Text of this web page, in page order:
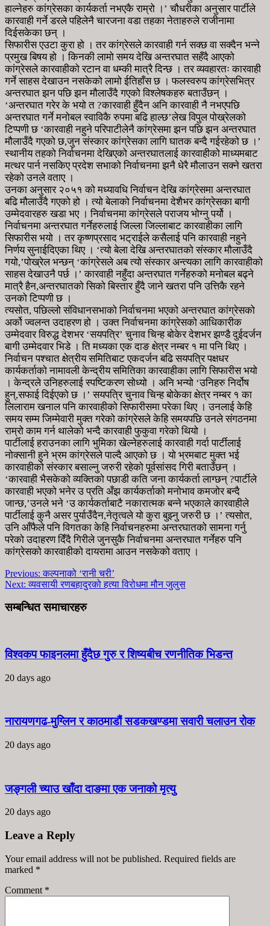
हाल्नेहरु कांग्रेसका कार्यकर्ता नभएकै राम्रो ।’ चौधरीका अनुसार पार्टीले
कारवाही गर्ने डरले पहिलेनै चारजना वडा तहका नेताहरुले राजीनामा
दिईसकेका छन् ।
सिफारीस एउटा कुरा हो । तर कांग्रेसले कारवाही गर्न सक्छ वा सक्दैन भन्ने
प्रमुख बिषय हो । किनकी लामो समय देखि अन्तरघात सहँदै आएको
कांग्रेसले कारवाहीको रटान वा धम्की मात्रै दिन्छ । तर व्यवहारतः कारवाही
गर्ने साहस देखाउन नसकेको लामो ईतिहाँस छ । फलस्वरुप कांग्रेसभित्र
अन्तरघात झन पछि झन मौलाउँदै गएको विश्लेषकहरु बताउँछन् ।
‘अन्तरघात गरेर के भयो त ?कारवाही हुँदैन अनि कारवाही नै नभएपछि
अन्तरघात गर्ने मनोबल स्वाविकै रुपमा बढि हाल्छ’लेख विपुल पोख्रेलको
टिप्पणी छ ‘कारवाही नहुने परिपाटीलेनै कांग्रेसमा झन पछि झन अन्तरघात
मौलाउँदै गएको छ,जुन संस्कार कांग्रेसका लागि घातक बन्दै गईरहेको छ ।’
स्थानीय तहको निर्वाचनमा देखिएको अन्तरघातलाई कारवाहीको माध्यमबाट
मत्थर पार्न नसकिए प्रदेश सभाको निर्वाचनमा झनै धेरै मौलाउन सक्ने खतरा
रहेको उनले वताए ।
उनका अनुसार २०५१ को मध्यावधि निर्वाचन देखि कांग्रेसमा अन्तरघात
बढि मौलाउँदै गएको हो । त्यो बेलाको निर्वाचनमा देशैभर कांग्रेसका बागी
उम्मेदवारहरु खडा भए । निर्वाचनमा कांग्रेसले पराजय भोग्नु पर्यो ।
निर्वाचनमा अन्तरघात गर्नेहरुलाई जिल्ला जिल्लाबाट कारवाहीका लागि
सिफारीस भयो । तर कृष्णप्रसाद भट्राईले कसैलाई पनि कारवाही नहुने
निर्णय सुनाईदिएका थिए । ‘त्यो बेला देखि अन्तरघातको संस्कार मौलाउँदै
गयो,’पोख्रेल भन्छन् ‘कांग्रेसले अब त्यो संस्कार अन्त्यका लागि कारवाहीको
साहस देखाउनै पर्छ ।’ कारवाही नहुँदा अन्तरघात गर्नेहरुको मनोबल बढ्ने
मात्रै हैन,अन्तरघातको सिको बिस्तार हुँदै जाने खतरा पनि उत्तिकै रहने
उनको टिप्पणी छ ।
त्यसोत, पछिल्लो संविधानसभाको निर्वाचनमा भएको अन्तरघात कांग्रेसको
अर्को ज्वलन्त उदाहरण हो । उक्त निर्वाचनमा कांग्रेसको आधिकारीक
उम्मेदवार विरुद्ध देशभर ‘सयपत्रि’ चुनाव चिन्ह बोकेर देशभर झण्डै दुईदर्जन
बागी उम्मेदवार भिडे । ति मध्यका एक दाङ क्षेत्र नम्बर १ मा पनि थिए ।
निर्वाचन पश्चात क्षेत्रीय समितिबाट एकदर्जन बढि सयपत्रि पक्षधर
कार्यकर्ताको नामावली केन्द्रीय समितिका कारवाहीका लागि सिफारीस भयो
। केन्द्रले उनिहरुलाई स्पष्टिकरण सोध्यो । अनि भन्यो ‘उनिहरु निर्दोष
हुन्,सफाई दिईएको छ ।’ सयपत्रि चुनाव चिन्ह बोकेका क्षेत्र नम्बर १ का
लिलाराम खनाल पनि कारवाहीको सिफारीसमा परेका थिए । उनलाई केहि
समय सम्म जिम्मेवारी मुक्त गरेको कांग्रेसले केहि समयपछि उनले संगठनमा
राम्रो काम गर्न थालेको भन्दै कारवाही फुकुवा गरेको थियो ।
पार्टीलाई हराउनका लागि भुमिका खेल्नेहरुलाई कारवाही गर्दा पार्टीलाई
नोक्सानी हुने भ्रम कांग्रेसले पाल्दै आएको छ । यो भ्रमबाट मुक्त भई
कारवाहीको संस्कार बसाल्नु जरुरी रहेको पूर्वसांसद गिरी बताउँछन् ।
‘कारवाही भैसकेको व्यक्तिको पछाडी कति जना कार्यकर्ता लाग्छन् ?पार्टीले
कारवाही भएको भनेर उ प्रति अँझ कार्यकर्ताको मनोभाव कमजोर बन्दै
जान्छ,’उनले भने ‘उ कार्यकर्ताबाटै नकारात्मक बन्ने भएकाले कारवाहीले
पार्टीलाई कुनै असर पुर्याउँदैन,नेतृत्वले यो कुरा बुझ्नु जरुरी छ ।’ त्यसोत,
उनि आँफैले पनि विगतका केहि निर्वाचनहरुमा अन्तरघातको सामना गर्नु
परेको उदाहरण दिँदै गिरीले जुनसुकै निर्वाचनमा अन्तरघात गर्नेहरु पनि
कांग्रेसको कारवाहीको दायरामा आउन नसकेको वताए ।
Previous: कल्पनाको ‘रानी चरी’
Next: व्यवसायी रणबहादुरको हत्या विरोधमा मौन जुलुस
सम्बन्धित समाचारहरु
विश्वकप फाइनलमा हुँदैछ गुरु र शिष्यबीच रणनीतिक भिडन्त
20 days ago
नारायणगढ-मुग्लिन र काठमाडौं सडकखण्डमा सवारी चलाउन रोक
20 days ago
जङ्गली च्याउ खाँदा दाङमा एक जनाको मृत्यु
20 days ago
Leave a Reply
Your email address will not be published. Required fields are
marked *
Comment *